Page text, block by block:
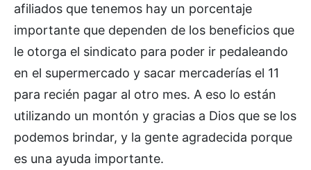
afiliados que tenemos hay un porcentaje
importante que dependen de los beneficios que
le otorga el sindicato para poder ir pedaleando
en el supermercado y sacar mercaderías el 11
para recién pagar al otro mes. A eso lo están
utilizando un montón y gracias a Dios que se los
podemos brindar, y la gente agradecida porque
es una ayuda importante.